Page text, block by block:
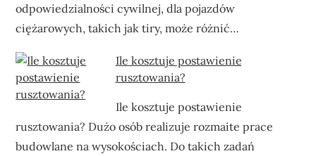
odpowiedzialności cywilnej, dla pojazdów
ciężarowych, takich jak tiry, może różnić…
Ile kosztuje postawienie
rusztowania?
Ile kosztuje postawienie
rusztowania? Dużo osób realizuje rozmaite prace
budowlane na wysokościach. Do takich zadań